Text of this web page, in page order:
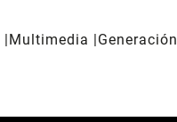
Multimedia
Generación